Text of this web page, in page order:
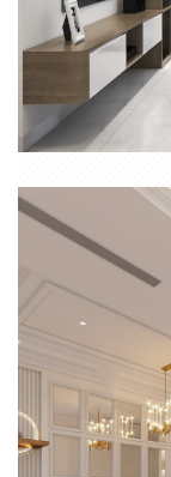
THIẾT KẾ THI